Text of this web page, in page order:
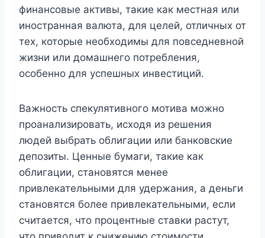
финансовые активы, такие как местная или
иностранная валюта, для целей, отличных от
тех, которые необходимы для повседневной
жизни или домашнего потребления,
особенно для успешных инвестиций.
Важность спекулятивного мотива можно
проанализировать, исходя из решения
людей выбрать облигации или банковские
депозиты. Ценные бумаги, такие как
облигации, становятся менее
привлекательными для удержания, а деньги
становятся более привлекательными, если
считается, что процентные ставки растут,